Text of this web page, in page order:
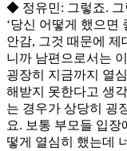
◆ 정유민: 그렇죠. 그
‘당신 어떻게 했으면
안감, 그것 때문에 제
니까 남편으로서는
굉장히 지금까지 열
해받지 못한다고 생
는 경우가 상당히 굉
요. 보통 부모들 입장
떻게 열심히 했는데